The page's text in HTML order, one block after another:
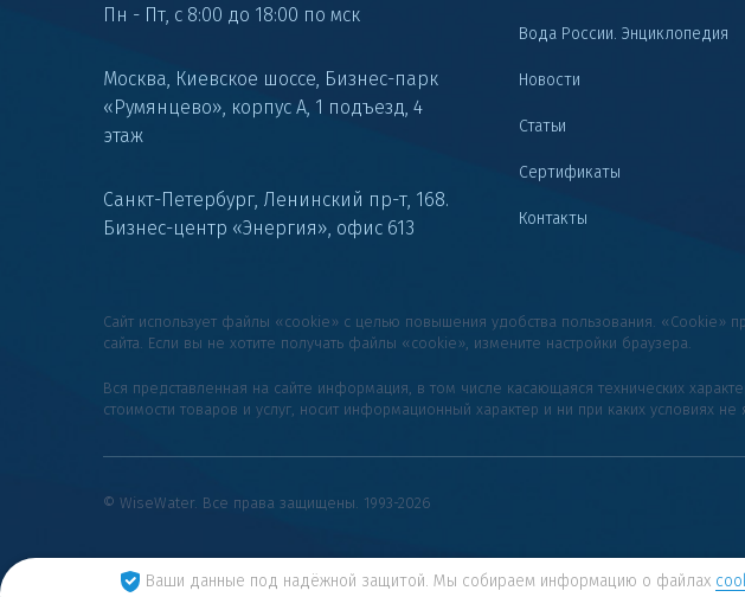
Пн - Пт, с 8:00 до 18:00 по мск
Москва, Киевское шоссе, Бизнес-парк
«Румянцево», корпус А, 1 подъезд, 4
этаж
Санкт-Петербург, Ленинский пр-т, 168.
Бизнес-центр «Энергия», офис 613
Вода России. Энциклопедия
Новости
Статьи
Сертификаты
Контакты
Сайт использует файлы «cookie» с целью повышения удобства пользования.
сайта. Если вы не хотите получать файлы «cookie», измените настройки браузера.
Вся представленная на сайте информация, в том числе касающаяся технических
стоимости товаров и услуг, носит информационный характер и ни при каких условиях
© WiseWater. Все права защищены. 1993-2026
Ваши данные под надёжной защитой. Мы собираем информацию о файлах